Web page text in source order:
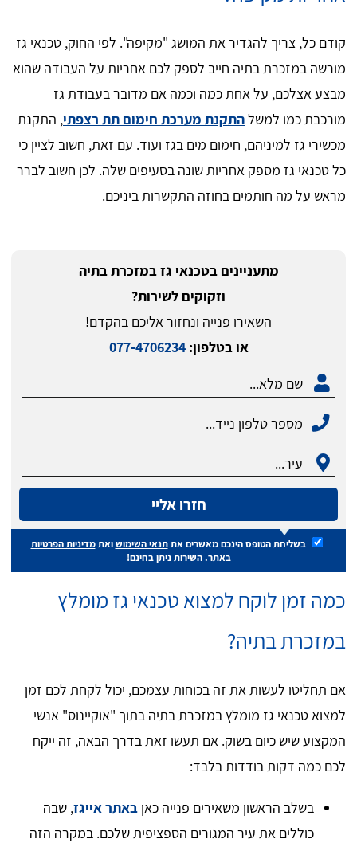
קודם כל, צריך להגדיר את המושג "מקיפה". לפי החוק, טכנאי גז
מורשה במזכרת בתיה חייב לספק לכם אחריות על העבודה שהוא
מבצע אצלכם, על אחת כמה וכמה אם מדובר בעבודת גז
מורכבת כמו למשלהתקנת מערכת חימום תת רצפתי, התקנת
מכשירי גז למיניהם, חימום מים בגז ועוד. עם זאת, חשוב לציין כי
כל טכנאי גז מספק אחריות שונה בסעיפים שלה. לכן חשוב לברר
מראש על מה חותמים בחוזה התקשרות ביניכם.
מתעניינים בטכנאי גז במזכרת בתיה
וזקוקים לשירות?
השאירו פנייה ונחזור אליכם בהקדם!
או בטלפון:077-4706234
חזרו אליי
בשליחת הטופס הינכם מאשרים אתתנאי השימושואתמדיניות הפרטיות
באתר. השירות ניתן בחינם!
כמה זמן לוקח למצוא טכנאי גז מומלץ
במזכרת בתיה?
אם תחליטו לעשות את זה בכוחות עצמכם, יכול לקחת לכם זמן
למצוא טכנאי גז מומלץ במזכרת בתיה בתוך "אוקיינוס" אנשי
המקצוע שיש כיום בשוק. אם תעשו זאת בדרך הבאה, זה ייקח
לכם כמה דקות בודדות בלבד:
בשלב הראשון משאירים פנייה כאן באתר אייגז, שבה
כוללים את עיר המגורים הספציפית שלכם. במקרה הזה